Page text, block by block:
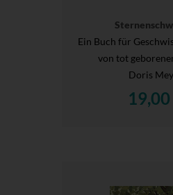
Ein Buch für
von tot
Doris